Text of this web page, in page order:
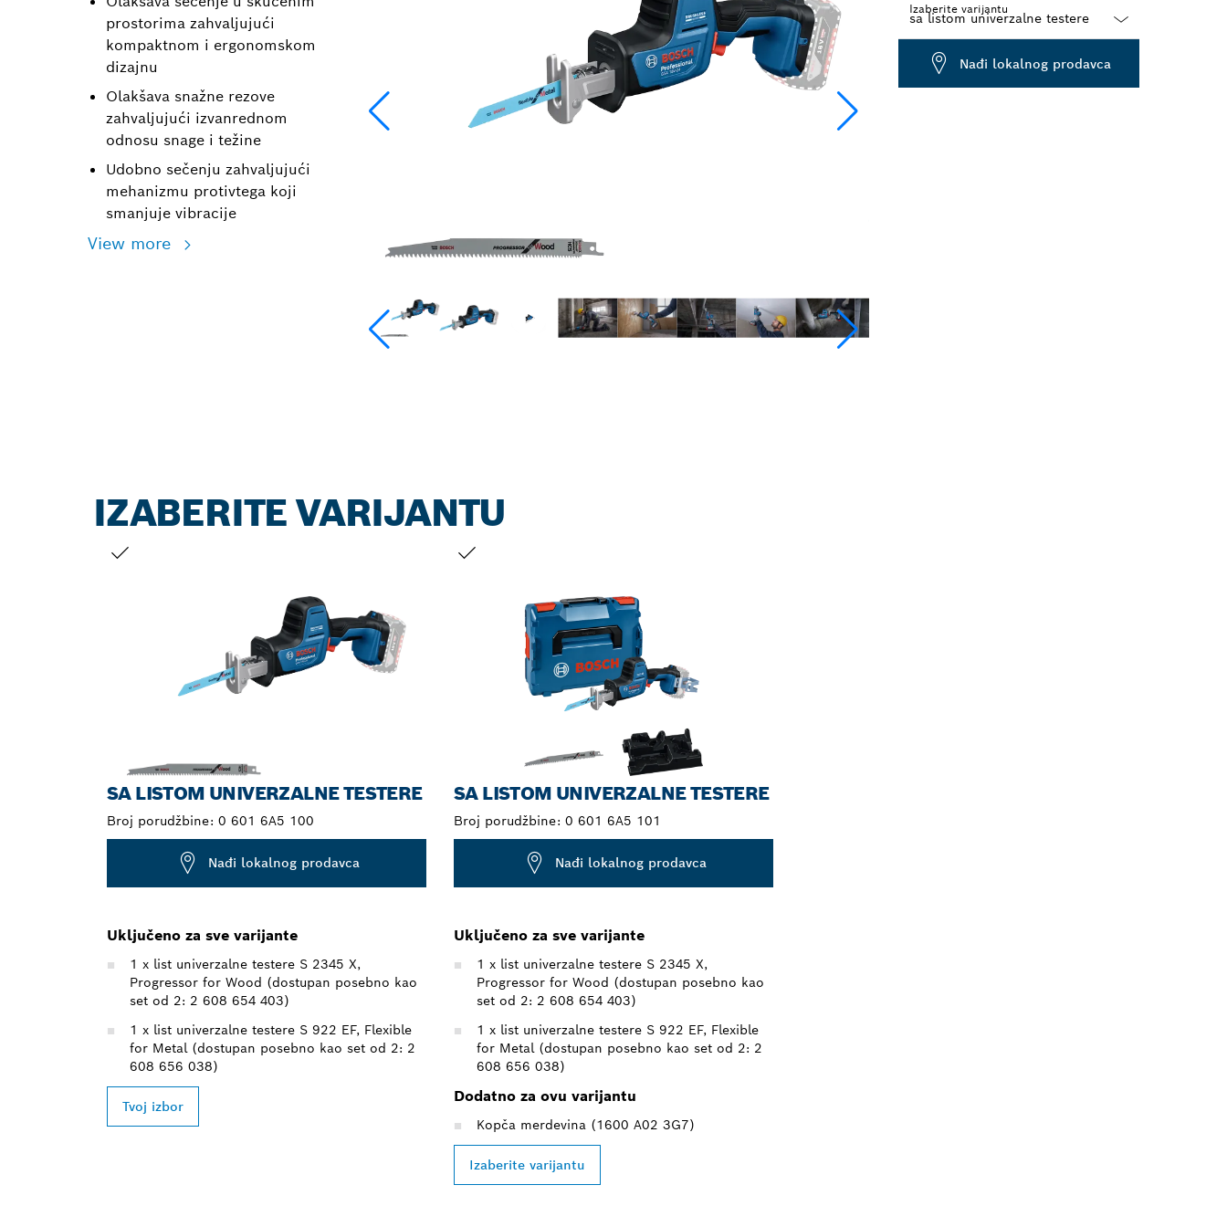
prostorima zahvaljujući
kompaktnom i ergonomskom
dizajnu
Olakšava snažne rezove
zahvaljujući izvanrednom
odnosu snage i težine
Udobno sečenju zahvaljujući
mehanizmu protivtega koji
smanjuje vibracije
View more
Izaberite varijantu
Dropdown
closed
Nađi lokalnog prodavca
IZABERITE VARIJANTU
SA LISTOM UNIVERZALNE TESTERE
Broj porudžbine: 0 601 6A5 100
Nađi lokalnog prodavca
Uključeno za sve varijante
1 x list univerzalne testere S 2345 X,
Progressor for Wood (dostupan posebno kao
set od 2: 2 608 654 403)
1 x list univerzalne testere S 922 EF, Flexible
for Metal (dostupan posebno kao set od 2: 2
608 656 038)
Tvoj izbor
SA LISTOM UNIVERZALNE TESTERE
Broj porudžbine: 0 601 6A5 101
Nađi lokalnog prodavca
Uključeno za sve varijante
1 x list univerzalne testere S 2345 X,
Progressor for Wood (dostupan posebno kao
set od 2: 2 608 654 403)
1 x list univerzalne testere S 922 EF, Flexible
for Metal (dostupan posebno kao set od 2: 2
608 656 038)
Dodatno za ovu varijantu
Kopča merdevina (1600 A02 3G7)
Izaberite varijantu